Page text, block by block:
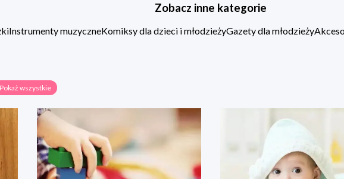
Zobacz inne kategorie
Instrumenty muzyczneKomiksy dla dzieci i młodzieżyGazety dla młodzieży
Pokaż wszystkie